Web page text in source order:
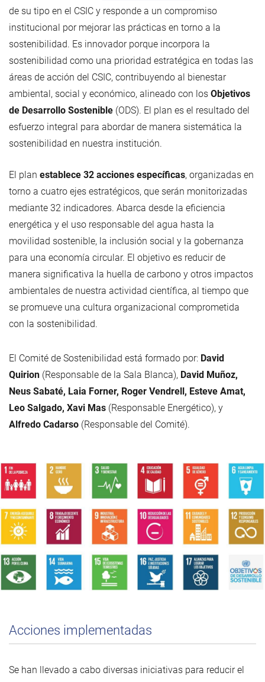
de su tipo en el CSIC y responde a un compromiso
institucional por mejorar las prácticas en torno a la
sostenibilidad. Es innovador porque incorpora la
sostenibilidad como una prioridad estratégica en todas las
áreas de acción del CSIC, contribuyendo al bienestar
ambiental, social y económico, alineado con los Objetivos
de Desarrollo Sostenible (ODS). El plan es el resultado del
esfuerzo integral para abordar de manera sistemática la
sostenibilidad en nuestra institución.
El plan establece 32 acciones específicas, organizadas en
torno a cuatro ejes estratégicos, que serán monitorizadas
mediante 32 indicadores. Abarca desde la eficiencia
energética y el uso responsable del agua hasta la
movilidad sostenible, la inclusión social y la gobernanza
para una economía circular. El objetivo es reducir de
manera significativa la huella de carbono y otros impactos
ambientales de nuestra actividad científica, al tiempo que
se promueve una cultura organizacional comprometida
con la sostenibilidad.
El Comité de Sostenibilidad está formado por: David
Quirion (Responsable de la Sala Blanca), David Muñoz,
Neus Sabaté, Laia Forner, Roger Vendrell, Esteve Amat,
Leo Salgado, Xavi Mas (Responsable Energético), y
Alfredo Cadarso (Responsable del Comité).
Acciones implementadas
Se han llevado a cabo diversas iniciativas para reducir el